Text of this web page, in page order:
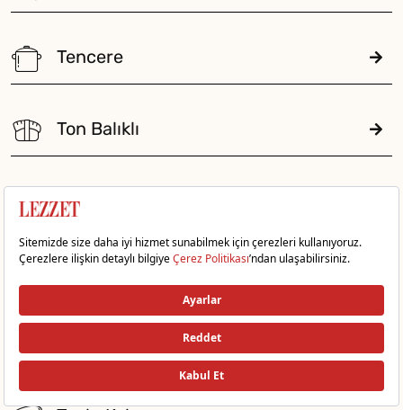
Tencere
Ton Balıklı
Turşu
Tuzlu Atıştırmalık
Tuzlu Hamur İşi